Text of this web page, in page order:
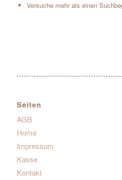
Versuche mehr als einen
Seiten
AGB
Home
Impressum
Kasse
Kontakt